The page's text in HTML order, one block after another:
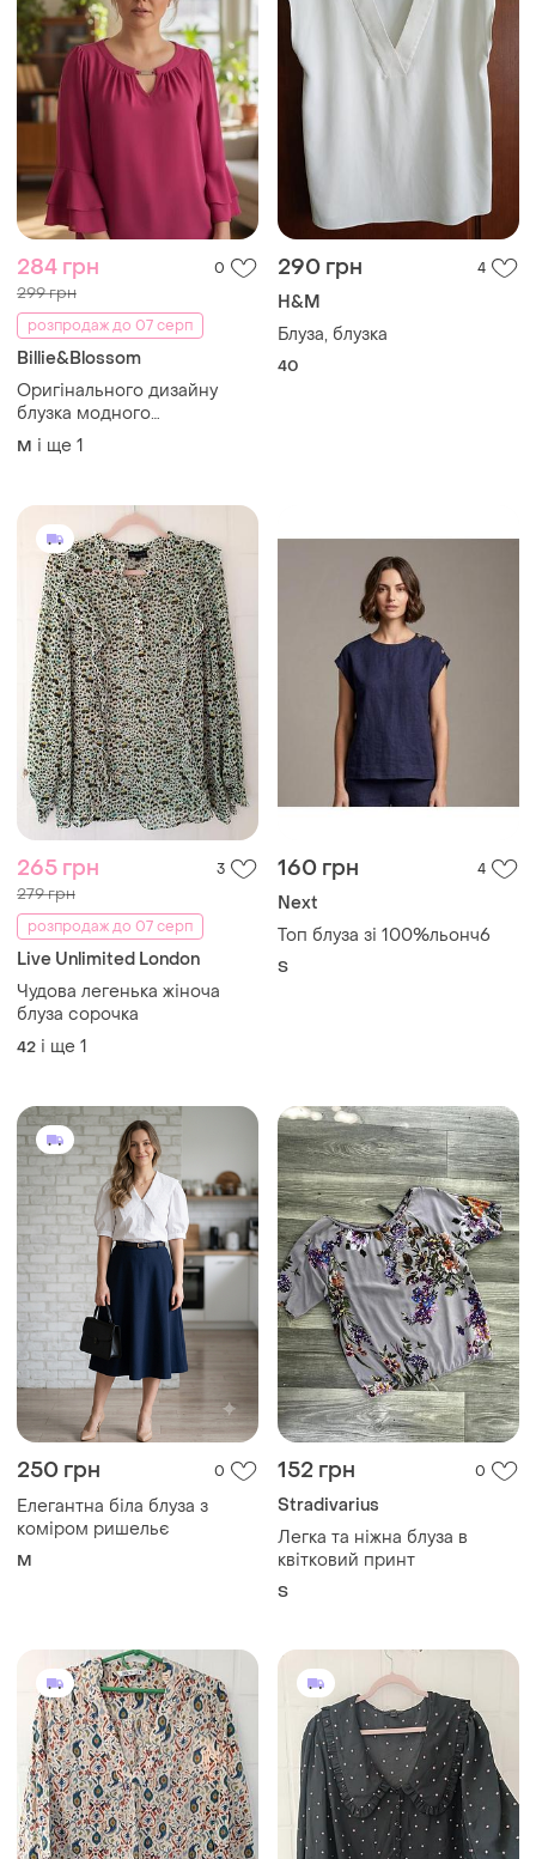
284 грн 0
299 грн
розпродаж до 07 серп
Billie&Blossom
Оригінального дизайну
блузка модного
англійського бренду
billie&blosson.нова, з
M і ще 1
290 грн 4
H&M
Блуза, блузка
40
265 грн 3
279 грн
розпродаж до 07 серп
Live Unlimited London
Чудова легенька жіноча
блуза сорочка
42 і ще 1
160 грн 4
Next
Топ блуза зі 100%льонч6
S
250 грн 0
Елегантна біла блуза з
коміром ришельє
M
152 грн 0
Stradivarius
Легка та ніжна блуза в
квітковий принт
S